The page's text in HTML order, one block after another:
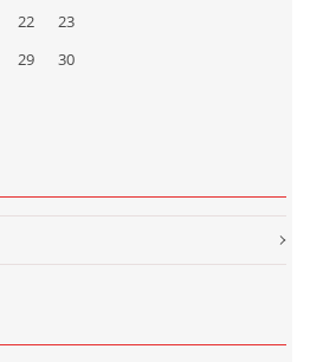
22
23
29
30